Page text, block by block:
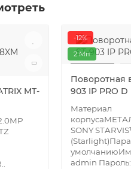
MT-
-12%
2 Мп
Поворотная
903 IP PRO
Материал
SONY
admin Пароль: